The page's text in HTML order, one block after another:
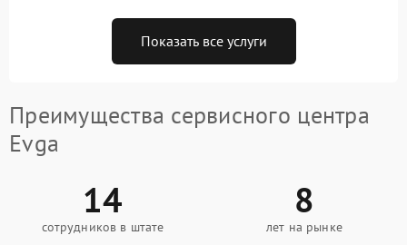
Показать все услуги
Преимущества сервисного центра
Evga
14
сотрудников в штате
8
лет на рынке